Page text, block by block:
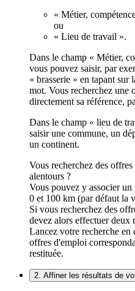
« Métier,
ou
« Lieu de travail ».
Dans le champ « Métier,
vous pouvez saisir, par
« brasserie » en tapant sur
mot. Vous recherchez une
directement sa référence,
Dans le champ « lieu de
saisir une commune, un
un continent.
Vous recherchez des
alentours ?
Vous pouvez y associer
0 et 100 km (par défaut la
Si vous recherchez des
devez alors effectuer deux
Lancez votre recherche
offres d'emploi
restituée.
2. Affiner les résultats de